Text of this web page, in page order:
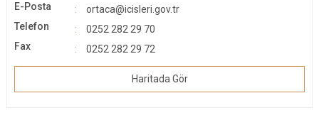
Kavaklıdere
Seydikemer
E-Posta
ortaca@icisleri.gov.tr
Telefon
0252 282 29 70
Fax
0252 282 29 72
Haritada Gör